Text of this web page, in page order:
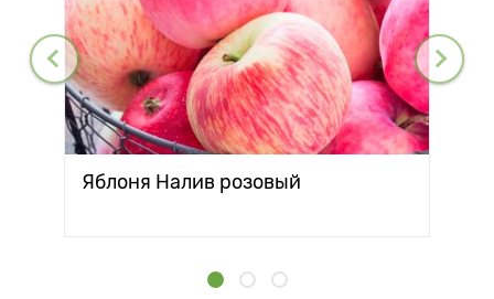
Яблоня Налив розовый